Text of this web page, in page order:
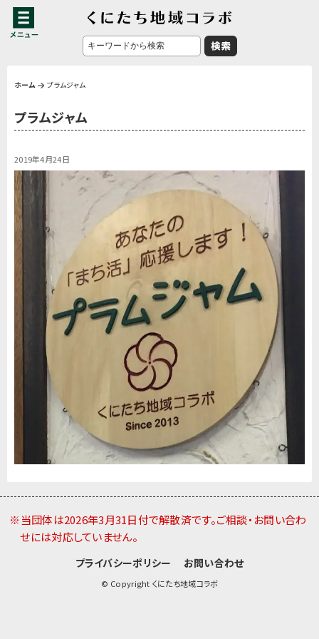
ホーム プラムジャム
プラムジャム
2019年4月24日
※当団体は2026年3月31日付で解散済です。ご相談・お問い合わ
せには対応していません。
プライバシーポリシー お問い合わせ
© Copyright くにたち地域コラボ